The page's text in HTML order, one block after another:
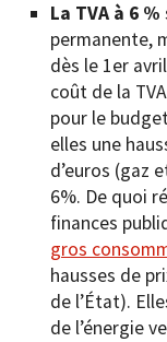
La TVA à 6 %
permanente,
dès le 1er
coût de la
pour le
elles une
d’euros (gaz
6%. De quoi
finances
gros
hausses de
de l’État).
de l’énergie